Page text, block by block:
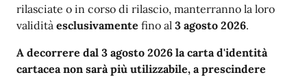
rilasciate o in corso di rilascio, manterranno la loro
validità esclusivamente fino al 3 agosto 2026.
A decorrere dal 3 agosto 2026 la carta d'identità
cartacea non sarà più utilizzabile, a prescindere